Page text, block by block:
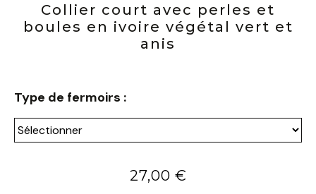
Collier court avec perles et
boules en ivoire végétal vert et
anis
Type de fermoirs :
27,00 €